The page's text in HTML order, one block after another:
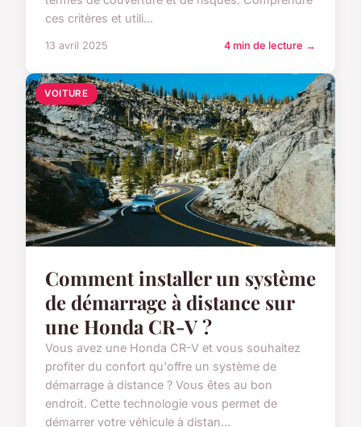
ces critères et utili...
13 avril 2025 4 min de lecture →
VOITURE
Comment installer un système
de démarrage à distance sur
une Honda CR-V ?
Vous avez une Honda CR-V et vous souhaitez
profiter du confort qu'offre un système de
démarrage à distance ? Vous êtes au bon
endroit. Cette technologie vous permet de
démarrer votre véhicule à distan...